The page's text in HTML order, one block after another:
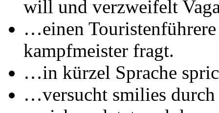
will und verzweifelt
…einen
kampfmeister fragt.
…in kürzel Sprache
…versucht smilies durch